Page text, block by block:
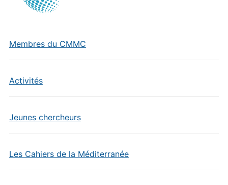
Membres du CMMC
Activités
Jeunes chercheurs
Les Cahiers de la Méditerranée